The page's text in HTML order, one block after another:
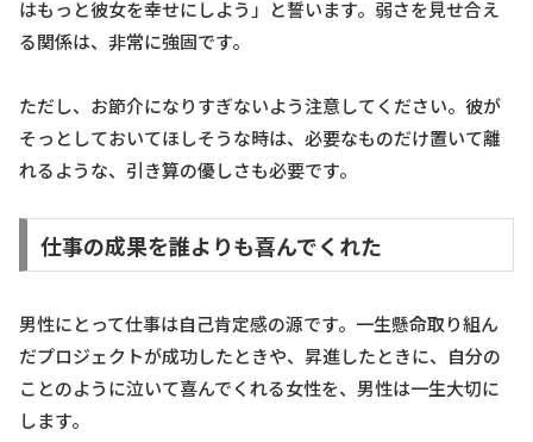
はもっと彼女を幸せにしよう」と誓います。弱さを見せ合え
る関係は、非常に強固です。
ただし、お節介になりすぎないよう注意してください。彼が
そっとしておいてほしそうな時は、必要なものだけ置いて離
れるような、引き算の優しさも必要です。
仕事の成果を誰よりも喜んでくれた
男性にとって仕事は自己肯定感の源です。一生懸命取り組ん
だプロジェクトが成功したときや、昇進したときに、自分の
ことのように泣いて喜んでくれる女性を、男性は一生大切に
します。